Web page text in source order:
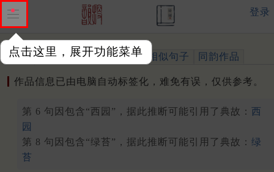
点击这里，展开功能菜单
登录
作品 标注四声 出处、引用 相似句子 同韵作品
作品信息已由电脑自动标签化，难免有误，仅供参考。
第 6 句因包含“西园”，据此推断可能引用了典故： 西
园
第 8 句因包含“绿苔”，据此推断可能引用了典故： 绿
苔